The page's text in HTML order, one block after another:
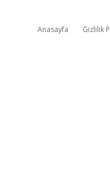
Anasayfa Gizlilik